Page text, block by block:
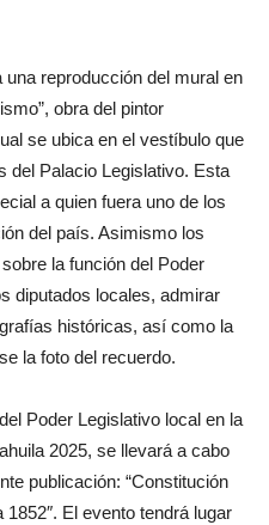
reproducción del mural en
obra del pintor
se ubica en el vestíbulo que
del Palacio Legislativo. Esta
a quien fuera uno de los
del país. Asimismo los
la función del Poder
diputados locales, admirar
históricas, así como la
la foto del recuerdo.
Poder Legislativo local en la
2025, se llevará a cabo
publicación: “Constitución
El evento tendrá lugar